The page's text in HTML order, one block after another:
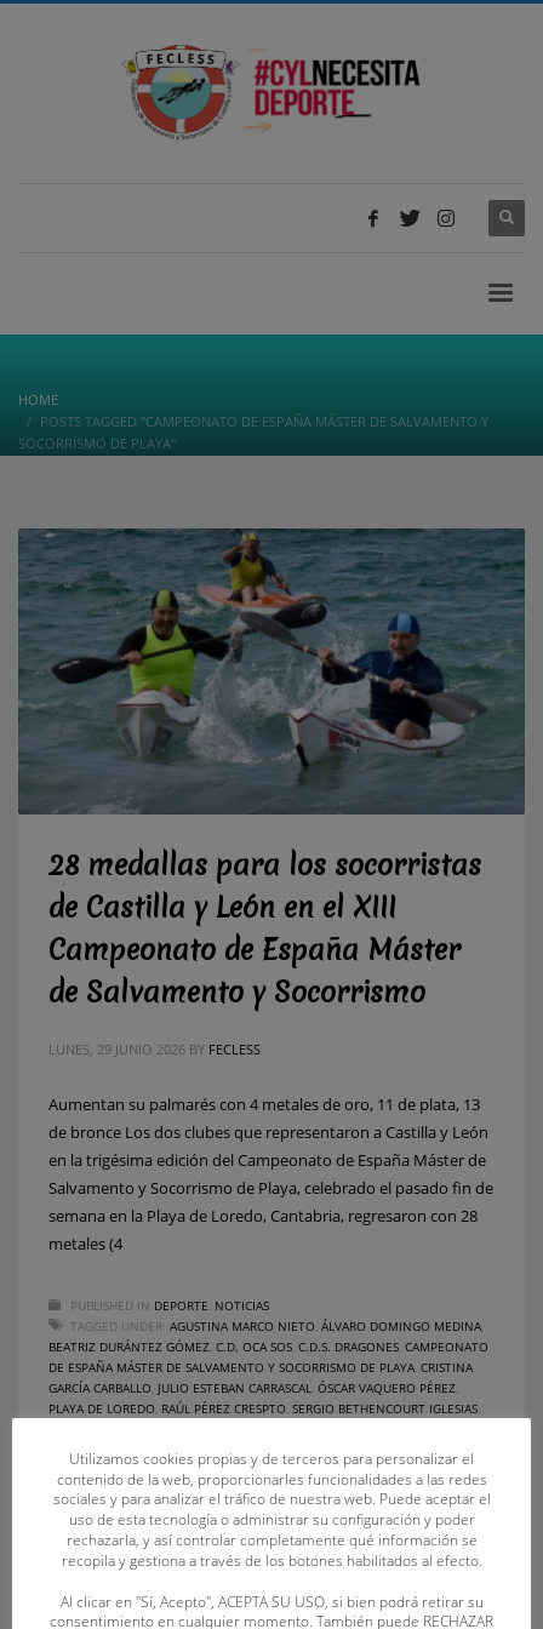
HOME
POSTS TAGGED "CAMPEONATO DE ESPAÑA MÁSTER DE SALVAMENTO Y
SOCORRISMO DE PLAYA"
28 medallas para los socorristas
de Castilla y León en el XIII
Campeonato de España Máster
de Salvamento y Socorrismo
LUNES, 29 JUNIO 2026 BY FECLESS
Aumentan su palmarés con 4 metales de oro, 11 de plata, 13
de bronce Los dos clubes que representaron a Castilla y León
en la trigésima edición del Campeonato de España Máster de
Salvamento y Socorrismo de Playa, celebrado el pasado fin de
semana en la Playa de Loredo, Cantabria, regresaron con 28
metales (4
PUBLISHED IN DEPORTE NOTICIAS
TAGGED UNDER: AGUSTINA MARCO NIETO ÁLVARO DOMINGO MEDINA
BEATRIZ DURÁNTEZ GÓMEZ C.D. OCA SOS C.D.S. DRAGONES CAMPEONATO
DE ESPAÑA MÁSTER DE SALVAMENTO Y SOCORRISMO DE PLAYA CRISTINA
GARCÍA CARBALLO JULIO ESTEBAN CARRASCAL ÓSCAR VAQUERO PÉREZ
PLAYA DE LOREDO RAÚL PÉREZ CRESPTO SERGIO BETHENCOURT IGLESIAS
Utilizamos cookies propias y de terceros para personalizar el
contenido de la web, proporcionarles funcionalidades a las redes
sociales y para analizar el tráfico de nuestra web. Puede aceptar el
uso de esta tecnología o administrar su configuración y poder
rechazarla, y así controlar completamente qué información se
recopila y gestiona a través de los botones habilitados al efecto.
Al clicar en "Sí, Acepto", ACEPTA SU USO, si bien podrá retirar su
consentimiento en cualquier momento. También puede RECHAZAR